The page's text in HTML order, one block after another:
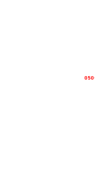
נט לחצו כאן
מאמץ לאתר את
אם זיהיתים
בו, אתם רשאים
באמצעות